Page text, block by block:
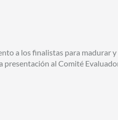
a los finalistas para madurar
presentación al Comité